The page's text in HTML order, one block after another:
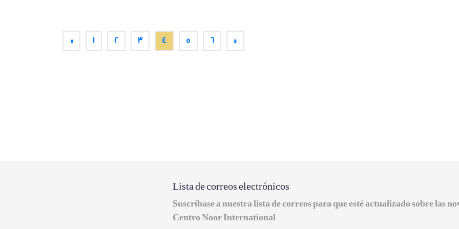
« 1 2 3 4 5 6 »
Lista de correos electrónicos
Suscríbase a nuestra lista de correos para que esté actualizado sobre las
Centro Noor International